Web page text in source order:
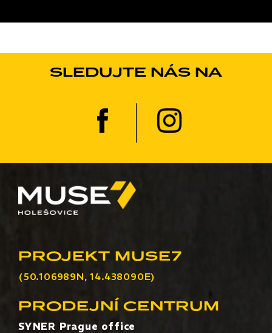
SLEDUJTE NÁS NA
PROJEKT MUSE7
(50.106989N, 14.438090E)
PRODEJNÍ CENTRUM
SYNER Prague office